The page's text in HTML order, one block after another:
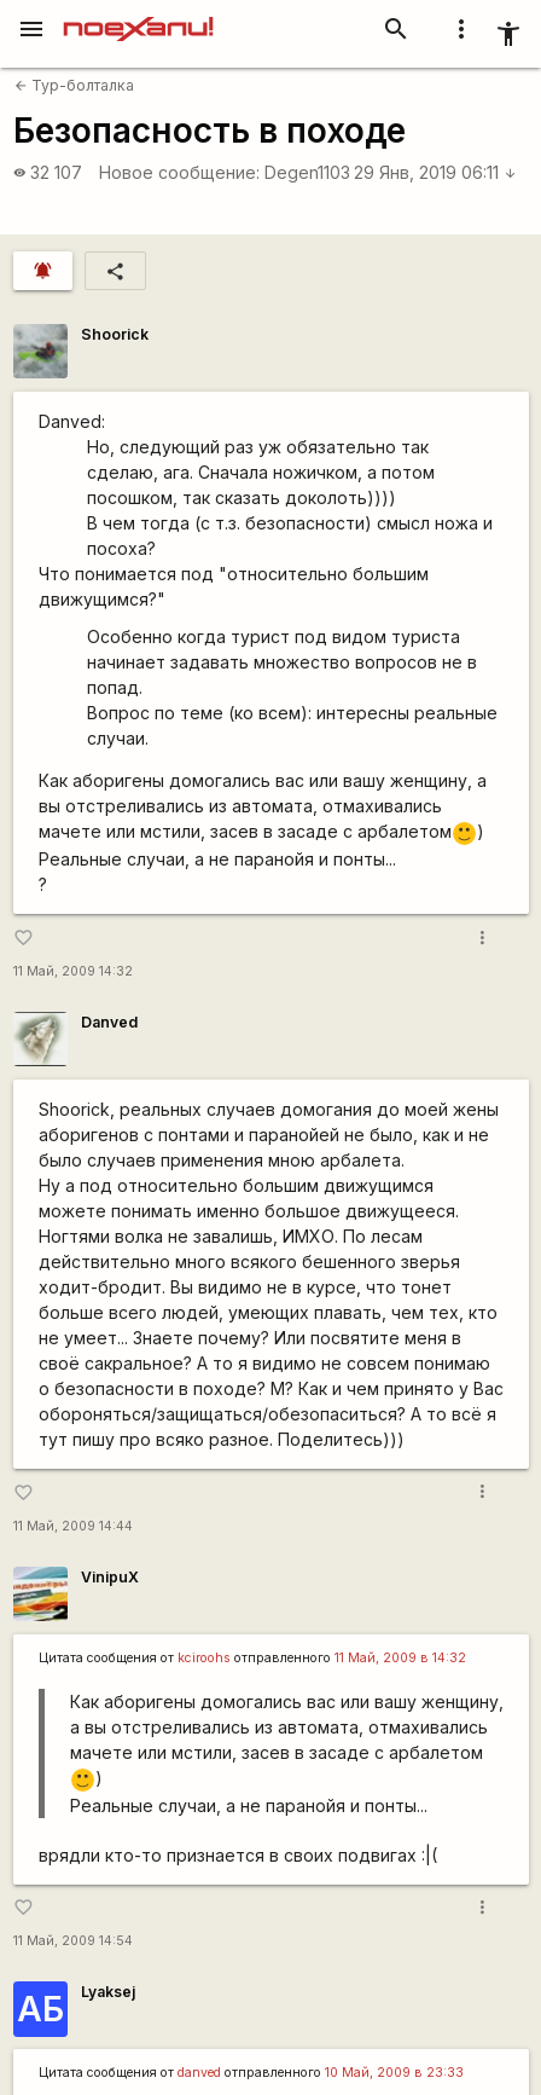
more_vert accessibility_new
search
menu
arrow_back Тур-болталка
Безопасность в походе
visibility 32 107 Новое сообщение: Degen1103 29 Янв, 2019 06:11 arrow_downward
notifications_active share
Shoorick
Danved:
Но, следующий раз уж обязательно так
сделаю, ага. Сначала ножичком, а потом
посошком, так сказать доколоть))))
В чем тогда (с т.з. безопасности) смысл ножа и
посоха?
Что понимается под "относительно большим
движущимся?"
Особенно когда турист под видом туриста
начинает задавать множество вопросов не в
попад.
Вопрос по теме (ко всем): интересны реальные
случаи.
Как аборигены домогались вас или вашу женщину, а
вы отстреливались из автомата, отмахивались
мачете или мстили, засев в засаде с арбалетом :) )
Реальные случаи, а не паранойя и понты...
?
favorite_border
11 Май, 2009 14:32
more_vert
Danved
Shoorick, реальных случаев домогания до моей жены
аборигенов с понтами и паранойей не было, как и не
было случаев применения мною арбалета.
Ну а под относительно большим движущимся
можете понимать именно большое движущееся.
Ногтями волка не завалишь, ИМХО. По лесам
действительно много всякого бешенного зверья
ходит-бродит. Вы видимо не в курсе, что тонет
больше всего людей, умеющих плавать, чем тех, кто
не умеет... Знаете почему? Или посвятите меня в
своё сакральное? А то я видимо не совсем понимаю
о безопасности в походе? М? Как и чем принято у Вас
обороняться/защищаться/обезопаситься? А то всё я
тут пишу про всяко разное. Поделитесь)))
favorite_border
11 Май, 2009 14:44
more_vert
VinipuX
Цитата сообщения от kciroohs отправленного 11 Май, 2009 в 14:32
Как аборигены домогались вас или вашу женщину,
а вы отстреливались из автомата, отмахивались
мачете или мстили, засев в засаде с арбалетом
:) )
Реальные случаи, а не паранойя и понты...
врядли кто-то признается в своих подвигах :|(
favorite_border
11 Май, 2009 14:54
more_vert
АБ Lyaksej
Цитата сообщения от danved отправленного 10 Май, 2009 в 23:33